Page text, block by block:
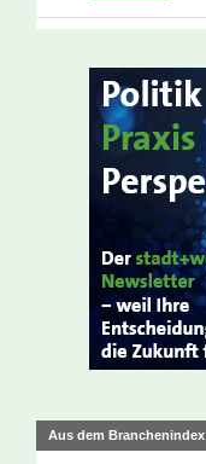
Aus dem Branchenindex